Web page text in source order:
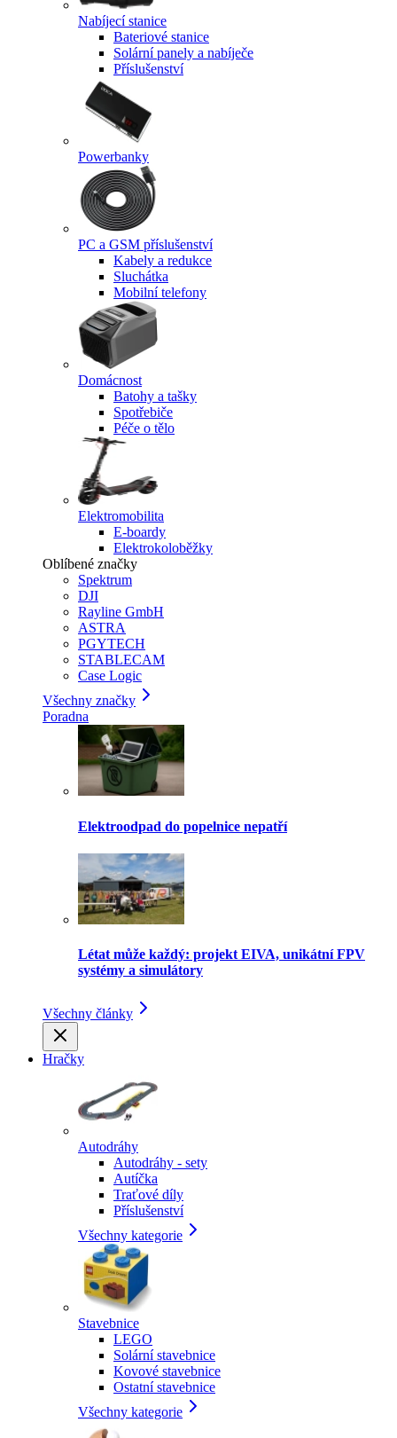
Nabíjecí stanice
Bateriové stanice
Solární panely a nabíječe
Příslušenství
Powerbanky
PC a GSM příslušenství
Kabely a redukce
Sluchátka
Mobilní telefony
Domácnost
Batohy a tašky
Spotřebiče
Péče o tělo
Elektromobilita
E-boardy
Elektrokoloběžky
Oblíbené značky
Spektrum
DJI
Rayline GmbH
ASTRA
PGYTECH
STABLECAM
Case Logic
Všechny značky
Poradna
Elektroodpad do popelnice nepatří
Létat může každý: projekt EIVA, unikátní FPV
systémy a simulátory
Všechny články
Hračky
Autodráhy
Autodráhy - sety
Autíčka
Traťové díly
Příslušenství
Všechny kategorie
Stavebnice
LEGO
Solární stavebnice
Kovové stavebnice
Ostatní stavebnice
Všechny kategorie